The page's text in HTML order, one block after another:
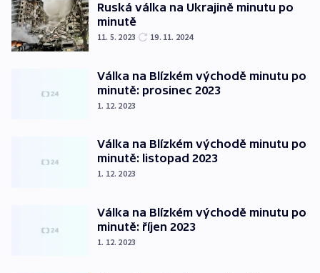
Ruská válka na Ukrajině minutu po
minutě
11. 5. 2023 19. 11. 2024
Válka na Blízkém východě minutu po
minutě: prosinec 2023
1. 12. 2023
Válka na Blízkém východě minutu po
minutě: listopad 2023
1. 12. 2023
Válka na Blízkém východě minutu po
minutě: říjen 2023
1. 12. 2023